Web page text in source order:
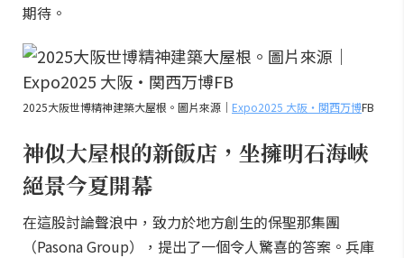
期待。
2025大阪世博精神建築大屋根。圖片來源｜ Expo2025 大阪・関西万博FB
神似大屋根的新飯店，坐擁明石海峽
絕景今夏開幕
在這股討論聲浪中，致力於地方創生的保聖那集團
（Pasona Group），提出了一個令人驚喜的答案。兵庫